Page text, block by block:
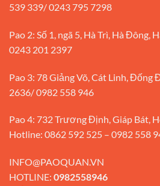
539 339/ 0243 795 7298
Pao 2: Số 1, ngã 5, Hà Trì, Hà Đông,
0243 201 2397
Pao 3: 78 Giảng Võ, Cát Linh, Đống
2636/ 0982 558 946
Pao 4: 732 Trương Định, Giáp Bát,
Hotline: 0862 592 525 – 0982 558
INFO@PAOQUAN.VN
HOTLINE: 0982558946